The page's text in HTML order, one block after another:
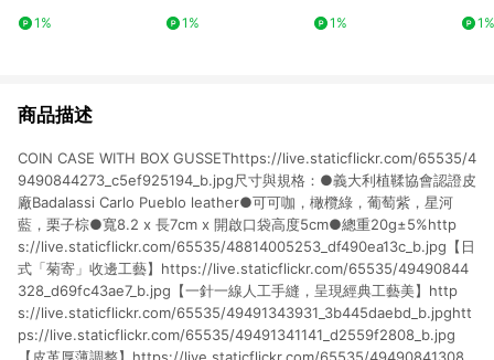
1% 1% 1%
印。1%
商品描述
COIN CASE WITH BOX GUSSEThttps://live.staticflickr.com/65535/4
9490844273_c5ef925194_b.jpg尺寸與規格：●義大利植鞣協會認證皮
廠Badalassi Carlo Pueblo leather●可可咖，橄欖綠，葡萄紫，星河
藍，栗子棕●寬8.2 x 長7cm x 開啟口袋高度5cm●總重20g±5%http
s://live.staticflickr.com/65535/48814005253_df490ea13c_b.jpg【日
式「菊寄」收邊工藝】https://live.staticflickr.com/65535/49490844
328_d69fc43ae7_b.jpg【一針一線人工手縫，呈現經典工藝美】http
s://live.staticflickr.com/65535/49491343931_3b445daebd_b.jpghtt
ps://live.staticflickr.com/65535/49491341141_d2559f2808_b.jpg